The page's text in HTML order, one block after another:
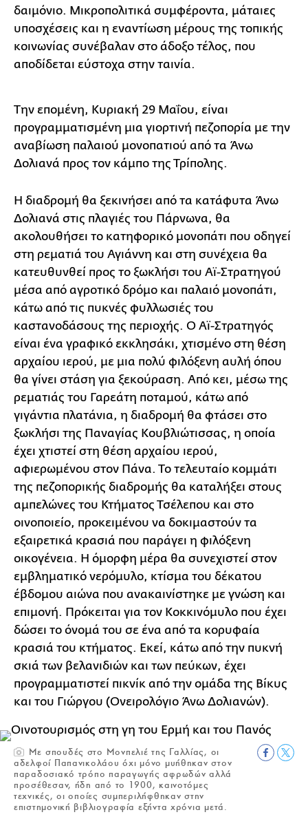
δαιμόνιο. Μικροπολιτικά συμφέροντα, μάταιες
υποσχέσεις και η εναντίωση μέρους της τοπικής
κοινωνίας συνέβαλαν στο άδοξο τέλος, που
αποδίδεται εύστοχα στην ταινία.
Την επομένη, Κυριακή 29 Μαΐου, είναι
προγραμματισμένη μια γιορτινή πεζοπορία με την
αναβίωση παλαιού μονοπατιού από τα Άνω
Δολιανά προς τον κάμπο της Τρίπολης.
Η διαδρομή θα ξεκινήσει από τα κατάφυτα Άνω
Δολιανά στις πλαγιές του Πάρνωνα, θα
ακολουθήσει το κατηφορικό μονοπάτι που οδηγεί
στη ρεματιά του Αγιάννη και στη συνέχεια θα
κατευθυνθεί προς το ξωκλήσι του Αϊ-Στρατηγού
μέσα από αγροτικό δρόμο και παλαιό μονοπάτι,
κάτω από τις πυκνές φυλλωσιές του
καστανοδάσους της περιοχής. Ο Αϊ-Στρατηγός
είναι ένα γραφικό εκκλησάκι, χτισμένο στη θέση
αρχαίου ιερού, με μια πολύ φιλόξενη αυλή όπου
θα γίνει στάση για ξεκούραση. Από κει, μέσω της
ρεματιάς του Γαρεάτη ποταμού, κάτω από
γιγάντια πλατάνια, η διαδρομή θα φτάσει στο
ξωκλήσι της Παναγίας Κουβλιώτισσας, η οποία
έχει χτιστεί στη θέση αρχαίου ιερού,
αφιερωμένου στον Πάνα. Το τελευταίο κομμάτι
της πεζοπορικής διαδρομής θα καταλήξει στους
αμπελώνες του Κτήματος Τσέλεπου και στο
οινοποιείο, προκειμένου να δοκιμαστούν τα
εξαιρετικά κρασιά που παράγει η φιλόξενη
οικογένεια. Η όμορφη μέρα θα συνεχιστεί στον
εμβληματικό νερόμυλο, κτίσμα του δέκατου
έβδομου αιώνα που ανακαινίστηκε με γνώση και
επιμονή. Πρόκειται για τον Κοκκινόμυλο που έχει
δώσει το όνομά του σε ένα από τα κορυφαία
κρασιά του κτήματος. Εκεί, κάτω από την πυκνή
σκιά των βελανιδιών και των πεύκων, έχει
προγραμματιστεί πικνίκ από την ομάδα της Βίκυς
και του Γιώργου (Ονειρολόγιο Άνω Δολιανών).
Με σπουδές στο Μονπελιέ της Γαλλίας, οι
αδελφοί Παπανικολάου όχι μόνο μυήθηκαν στον
παραδοσιακό τρόπο παραγωγής αφρωδών αλλά
προσέθεσαν, ήδη από το 1900, καινοτόμες
τεχνικές, οι οποίες συμπεριλήφθηκαν στην
επιστημονική βιβλιογραφία εξήντα χρόνια μετά.